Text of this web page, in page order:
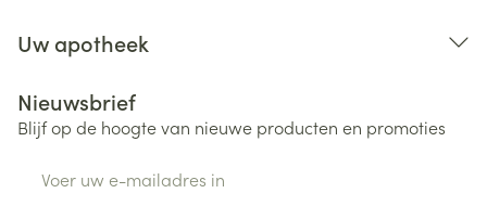
Uw apotheek
Nieuwsbrief
Blijf op de hoogte van nieuwe producten en promoties